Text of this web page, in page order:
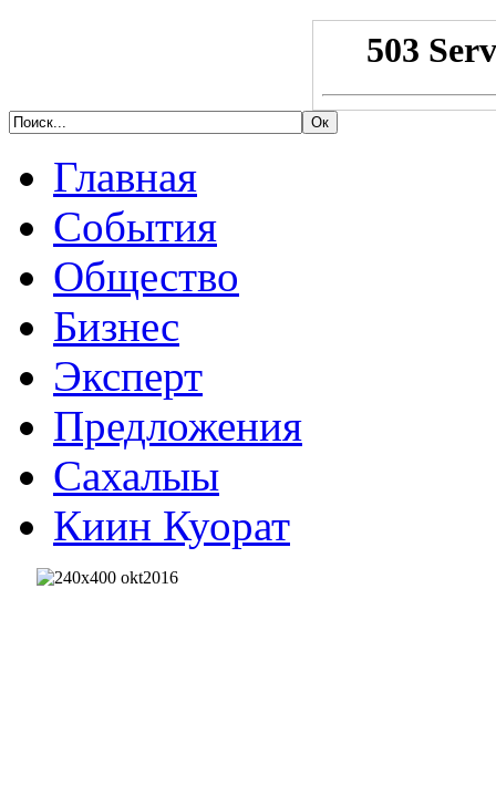
Главная
События
Общество
Бизнес
Эксперт
Предложения
Сахалыы
Киин Куорат